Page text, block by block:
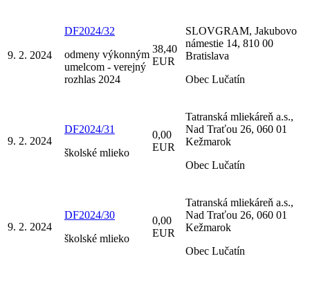
9. 2. 2024
DF2024/32
odmeny výkonným
umelcom - verejný
rozhlas 2024
38,40
EUR
SLOVGRAM, Jakubovo
námestie 14, 810 00
Bratislava
Obec Lučatín
9. 2. 2024
DF2024/31
školské mlieko
0,00
EUR
Tatranská mliekáreň a.s.,
Nad Traťou 26, 060 01
Kežmarok
Obec Lučatín
9. 2. 2024
DF2024/30
školské mlieko
0,00
EUR
Tatranská mliekáreň a.s.,
Nad Traťou 26, 060 01
Kežmarok
Obec Lučatín